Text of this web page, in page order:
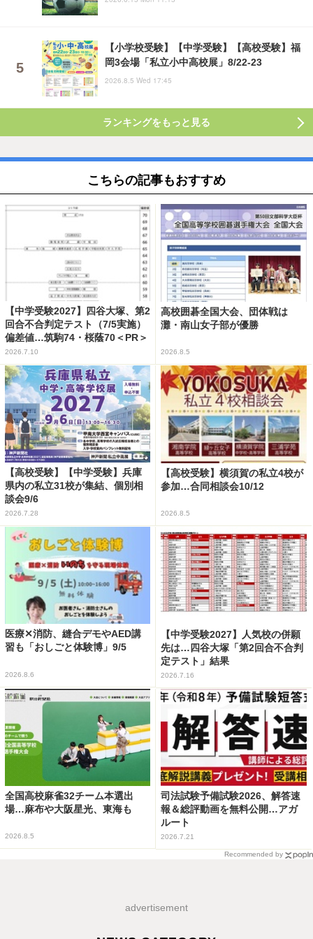
【小学校受験】【中学受験】【高校受験】福
岡3会場「私立小中高校展」8/22-23
2026.8.5 Wed 17:45
ランキングをもっと見る
こちらの記事もおすすめ
【中学受験2027】四谷大塚、第2
回合不合判定テスト（7/5実施）
偏差値…筑駒74・桜蔭70＜PR＞
2026.7.10
高校囲碁全国大会、団体戦は
灘・南山女子部が優勝
2026.8.5
【高校受験】【中学受験】兵庫
県内の私立31校が集結、個別相
談会9/6
2026.7.28
【高校受験】横須賀の私立4校が
参加…合同相談会10/12
2026.8.5
医療✕消防、縫合デモやAED講
習も「おしごと体験博」9/5
2026.8.6
【中学受験2027】人気校の併願
先は…四谷大塚「第2回合不合判
定テスト」結果
2026.7.16
全国高校麻雀32チーム本選出
場…麻布や大阪星光、東海も
2026.8.5
司法試験予備試験2026、解答速
報＆総評動画を無料公開…アガ
ルート
2026.7.21
Recommended by
advertisement